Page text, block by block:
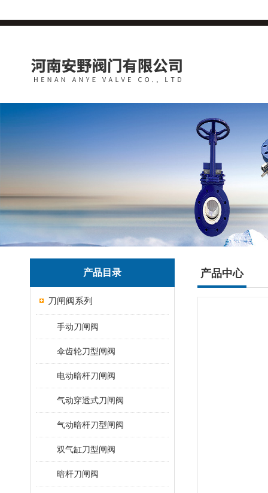
产品目录
刀闸阀系列
手动刀闸阀
伞齿轮刀型闸阀
电动暗杆刀闸阀
气动穿透式刀闸阀
气动暗杆刀型闸阀
双气缸刀型闸阀
暗杆刀闸阀
产品中心